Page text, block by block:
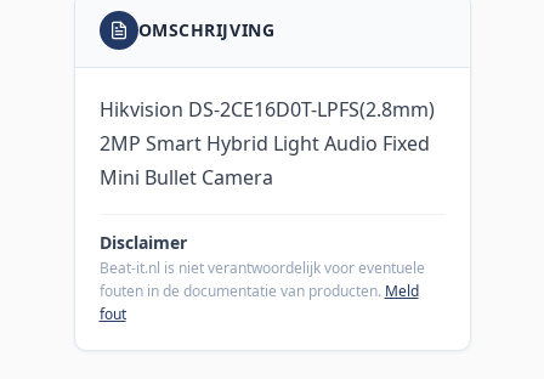
OMSCHRIJVING
Hikvision DS-2CE16D0T-LPFS(2.8mm)
2MP Smart Hybrid Light Audio Fixed
Mini Bullet Camera
Disclaimer
Beat-it.nl is niet verantwoordelijk voor eventuele
fouten in de documentatie van producten. Meld
fout